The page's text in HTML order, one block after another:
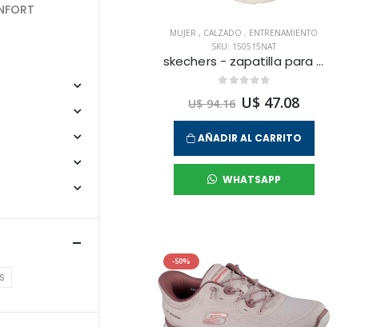
MUJER, CALZADO, ENTRENAMIENTO
SKU: 150515NAT
skechers - zapatilla para entrenamiento glide-step altus para mujer
U$ 94.16 U$ 47.08
AÑADIR AL CARRITO
WHATSAPP
-50%